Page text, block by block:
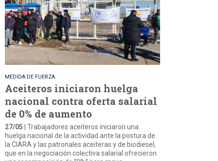
MEDIDA DE FUERZA
Aceiteros iniciaron huelga
nacional contra oferta salarial
de 0% de aumento
27/05 | Trabajadores aceiteros iniciaron una
huelga nacional de la actividad ante la postura de
la CIARA y las patronales aceiteras y de biodiesel,
que en la negociación colectiva salarial ofrecieron